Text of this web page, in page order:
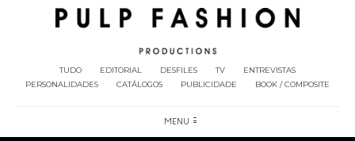
TUDO EDITORIAL DESFILES TV
ENTREVISTAS
PERSONALIDADES
CATÁLOGOS PUBLICIDADE BOOK / COMPOSITE
MENU